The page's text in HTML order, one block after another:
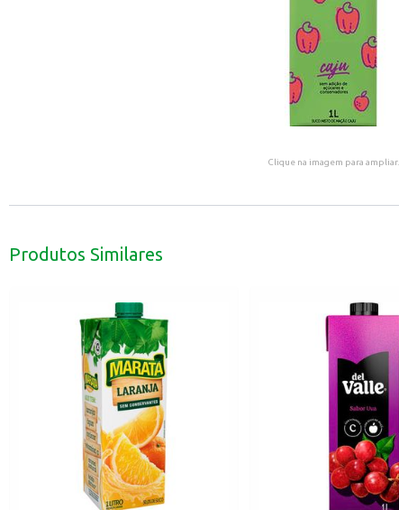
Clique na imagem para ampliar.
Produtos Similares